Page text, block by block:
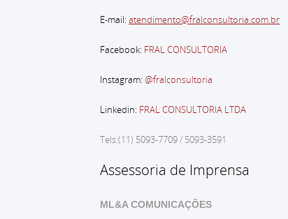
E-mail: atendimento@fralconsultoria.com.br
Facebook: FRAL CONSULTORIA
Instagram: @fralconsultoria
Linkedin: FRAL CONSULTORIA LTDA
Tels:(11) 5093-7709 / 5093-3591
Assessoria de Imprensa
ML&A COMUNICAÇÕES